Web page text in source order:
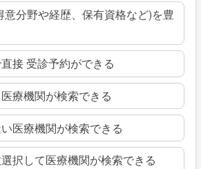
意分野や経歴、保有資格など)を豊
接 受診予約ができる
療機関が検索できる
医療機関が検索できる
択して医療機関が検索できる